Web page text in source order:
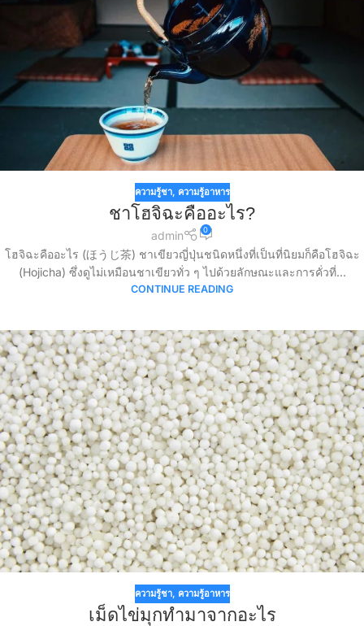
ความรู้ชา, ความรู้อาหาร
ชาโฮจิฉะคืออะไร?
admin 0
โฮจิฉะคืออะไร (ほうじ茶) ชาเขียวญี่ปุ่นชนิดหนึ่งที่เป็นที่นิยมก็คือโฮจิฉะ
(Hojicha) ซึ่งดูไม่เหมือนชาเขียวทั่ว ๆ ไปด้วยลักษณะและการคั่วที่...
CONTINUE READING
ความรู้ชา, ความรู้อาหาร
เม็ดไข่มุกทำมาจากอะไร